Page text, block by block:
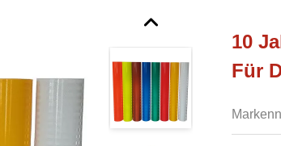
10
Für